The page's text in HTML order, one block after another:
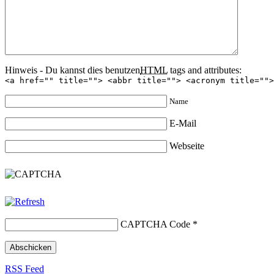
Hinweis - Du kannst dies benutzenHTML tags and attributes:
<a href="" title=""> <abbr title=""> <acronym title="">
Name
E-Mail
Webseite
CAPTCHA Code *
RSS Feed